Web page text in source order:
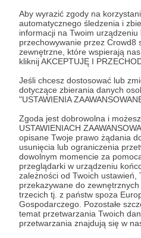
Aby wyrazić zgody na
automatycznego śledzenia i
informacji na Twoim urządzeniu
przechowywanie przez Crowd8
zewnętrzne, które wspierają
kliknij AKCEPTUJĘ I
Jeśli chcesz dostosować lub
dotyczące zbierania danych
"USTAWIENIA
Zgoda jest dobrowolna i
USTAWIENIACH
opisane Twoje prawo żądania
usunięcia lub ograniczenia
dowolnym momencie za
przeglądarki w urządzeniu
zależności od Twoich ustawień,
przekazywane do
trzecich tj. z państw spoza
Gospodarczego. Pozostałe
temat przetwarzania Twoich
przetwarzania znajdują się w
Dołącz do
Wesprzyj działalność
Zostań